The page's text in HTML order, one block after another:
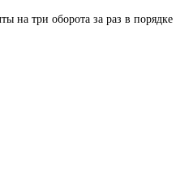
на три оборота за раз в порядке